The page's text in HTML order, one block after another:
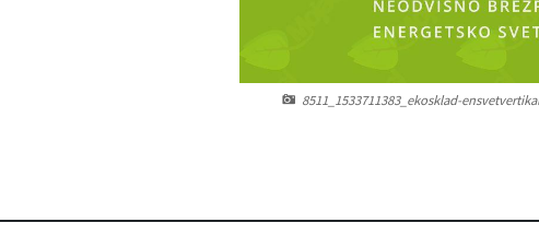
8511_1533711383_ekosklad-